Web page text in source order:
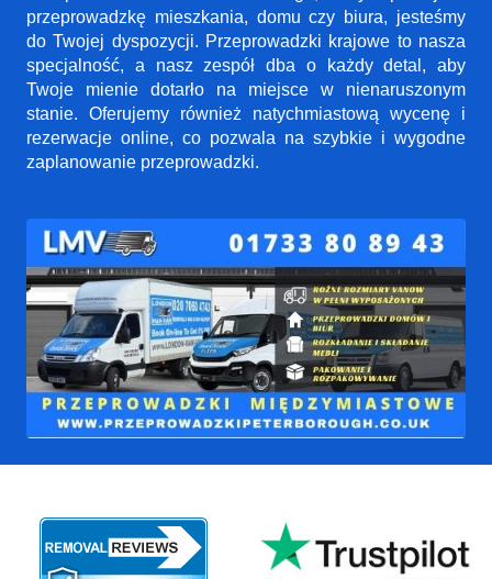
przeprowadzkę mieszkania, domu czy biura, jesteśmy
do Twojej dyspozycji. Przeprowadzki krajowe to nasza
specjalność, a nasz zespół dba o każdy detal, aby
Twoje mienie dotarło na miejsce w nienaruszonym
stanie. Oferujemy również natychmiastową wycenę i
rezerwacje online, co pozwala na szybkie i wygodne
zaplanowanie przeprowadzki.